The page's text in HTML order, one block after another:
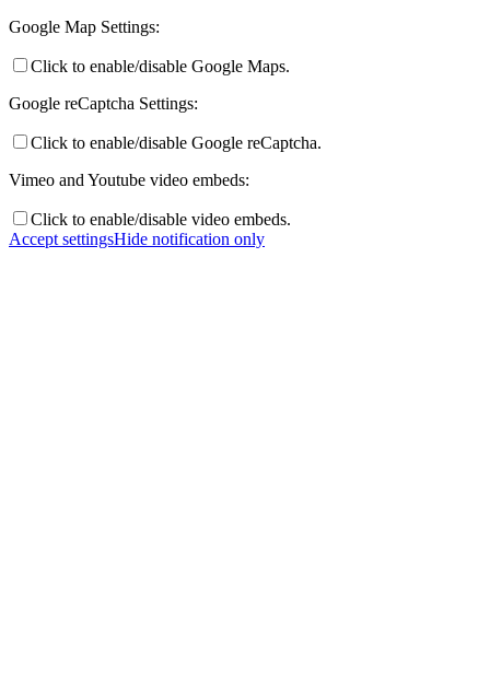
Google Map Settings:
Click to enable/disable Google Maps.
Google reCaptcha Settings:
Click to enable/disable Google reCaptcha.
Vimeo and Youtube video embeds:
Click to enable/disable video embeds.
Accept settingsHide notification only